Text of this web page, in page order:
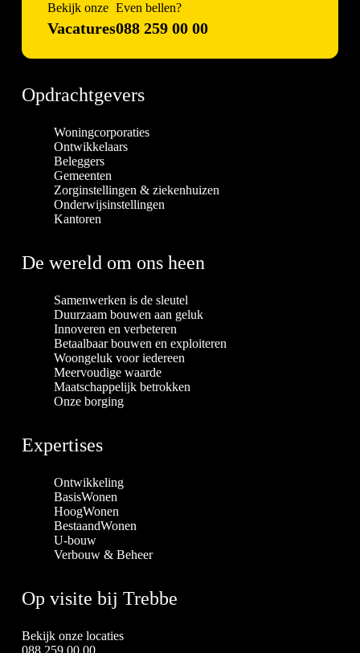
Bekijk onze
Vacatures
Even bellen?
088 259 00 00
Opdrachtgevers
Woningcorporaties
Ontwikkelaars
Beleggers
Gemeenten
Zorginstellingen & ziekenhuizen
Onderwijsinstellingen
Kantoren
De wereld om ons heen
Samenwerken is de sleutel
Duurzaam bouwen aan geluk
Innoveren en verbeteren
Betaalbaar bouwen en exploiteren
Woongeluk voor iedereen
Meervoudige waarde
Maatschappelijk betrokken
Onze borging
Expertises
Ontwikkeling
BasisWonen
HoogWonen
BestaandWonen
U-bouw
Verbouw & Beheer
Op visite bij Trebbe
Bekijk onze locaties
088 259 00 00